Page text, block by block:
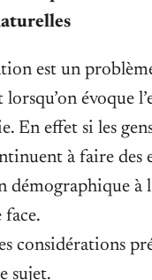
est un
évoque
En effet si les
à faire des
démographique à
face.
considérations
sujet.